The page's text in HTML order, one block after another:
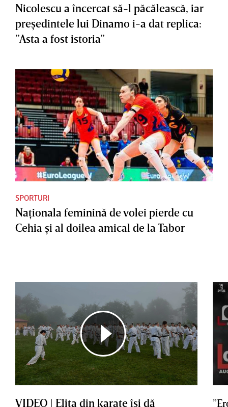
Nicolescu a încercat să-l păcălească, iar
preşedintele lui Dinamo i-a dat replica:
”Asta a fost istoria”
SPORTURI
Naţionala feminină de volei pierde cu
Cehia şi al doilea amical de la Tabor
VIDEO | Elita din karate îşi dă